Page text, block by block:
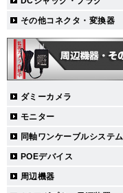
その他コネクタ・変換器
ダミーカメラ
モニター
同軸ワンケーブルシステム
POEデバイス
周辺機器